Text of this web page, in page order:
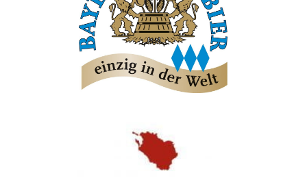
Bayerischer Brauerbund e.V.
Bureau National Interprofessionnel du